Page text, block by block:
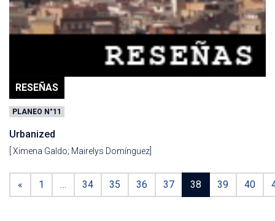
RESEÑAS
PLANEO N°11
Urbanized
[ Ximena Galdo; Mairelys Domínguez]
« 1 … 34 35 36 37 38 39 40